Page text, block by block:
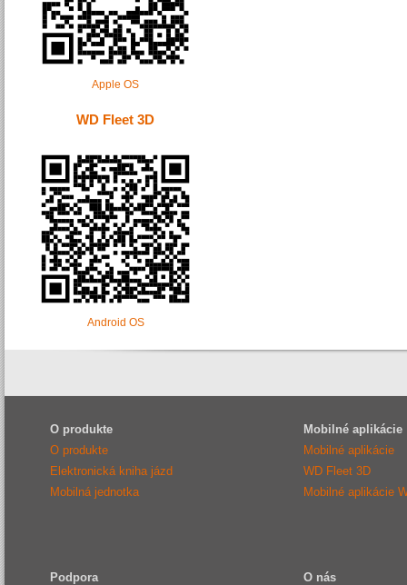
Apple OS
WD Fleet 3D
Android OS
O produkte
O produkte
Elektronická kniha jázd
Mobilná jednotka
Mobilné aplikácie
Mobilné aplikácie
WD Fleet 3D
Mobilné aplikácie
Podpora
O nás